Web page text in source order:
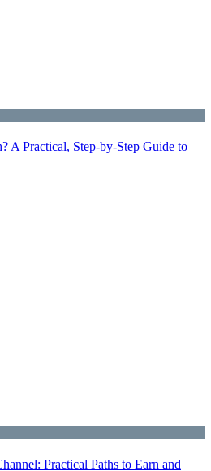
A Practical, Step‑by‑Step Guide to
Practical Paths to Earn and